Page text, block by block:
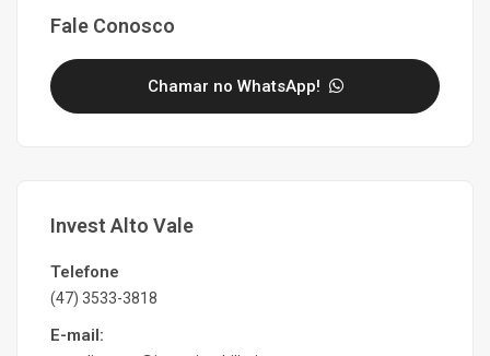
Fale Conosco
Chamar no WhatsApp!
Invest Alto Vale
Telefone
(47) 3533-3818
E-mail: